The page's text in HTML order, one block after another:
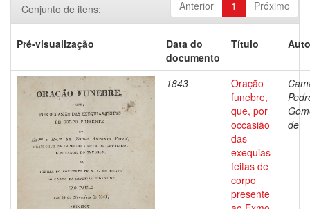
Anterior 1 Próximo
Conjunto de itens:
Pré-visualização
Data do
documento
Título
1843
Oração
funebre,
que, por
occasião
das
exequias
feitas de
corpo
presente
de